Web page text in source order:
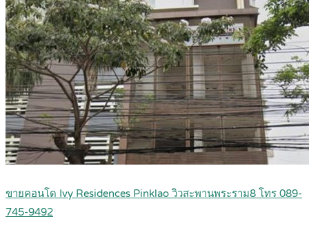
ขายคอนโด Ivy Residences Pinklao วิวสะพานพระราม8 โทร 089-
745-9492